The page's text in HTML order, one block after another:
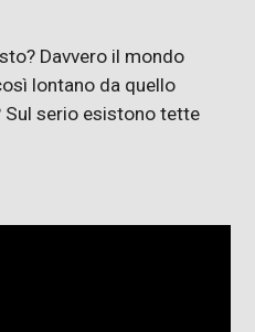
Davvero il mondo
lontano da quello
serio esistono tette